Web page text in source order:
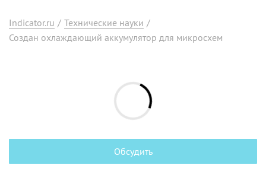
Indicator.ru / Технические науки /
Создан охлаждающий аккумулятор для микросхем
Обсудить